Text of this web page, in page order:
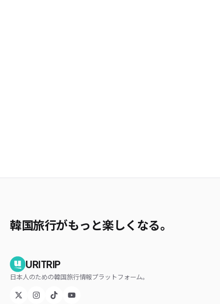
韓国旅行がもっと楽しくなる。
URITRIP
日本人のための韓国旅行情報プラットフォーム。